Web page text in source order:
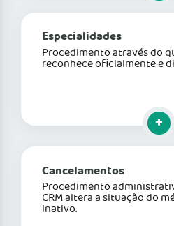
Especialidades
Procedimento através do
reconhece oficialmente e
Cancelamentos
Procedimento
CRM altera a situação do
inativo.